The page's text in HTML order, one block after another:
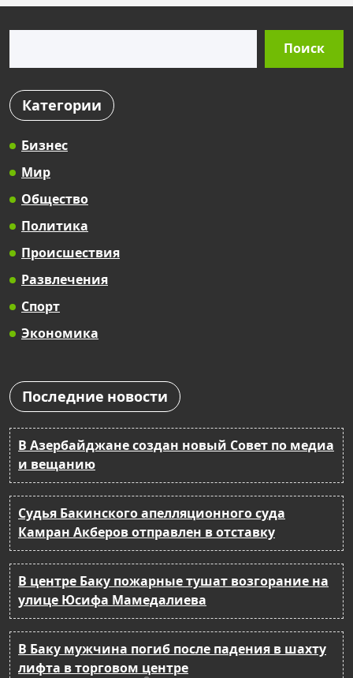
Поиск
Категории
Бизнес
Мир
Общество
Политика
Происшествия
Развлечения
Спорт
Экономика
Последние новости
В Азербайджане создан новый Совет по медиа
и вещанию
Судья Бакинского апелляционного суда
Камран Акберов отправлен в отставку
В центре Баку пожарные тушат возгорание на
улице Юсифа Мамедалиева
В Баку мужчина погиб после падения в шахту
лифта в торговом центре